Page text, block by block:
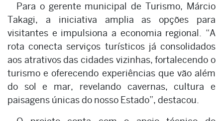
Para o gerente municipal de Turismo, Márcio
Takagi, a iniciativa amplia as opções para
visitantes e impulsiona a economia regional. “A
rota conecta serviços turísticos já consolidados
aos atrativos das cidades vizinhas, fortalecendo o
turismo e oferecendo experiências que vão além
do sol e mar, revelando cavernas, cultura e
paisagens únicas do nosso Estado”, destacou.